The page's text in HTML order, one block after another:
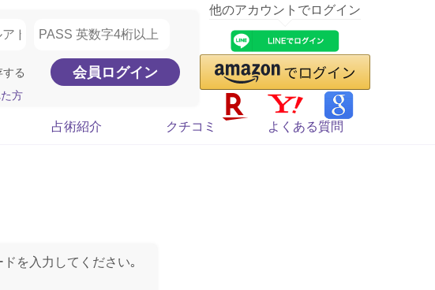
る
方
他のアカウントでログイン
占術紹介 クチコミ よくある質問
を入力してください｡